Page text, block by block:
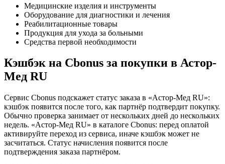
Медицинские изделия и инструменты
Оборудование для диагностики и лечения
Реабилитационные товары
Продукция для ухода за больными
Средства первой необходимости
Кэшбэк на Cbonus за покупки в Астор-
Мед RU
Сервис Cbonus подскажет статус заказа в «Астор-Мед RU»:
кэшбэк появится после того, как партнёр подтвердит покупку.
Обычно проверка занимает от нескольких дней до нескольких
недель. «Астор-Мед RU» в каталоге Cbonus: перед оплатой
активируйте переход из сервиса, иначе кэшбэк может не
засчитаться. Статус начисления появится после
подтверждения заказа партнёром.